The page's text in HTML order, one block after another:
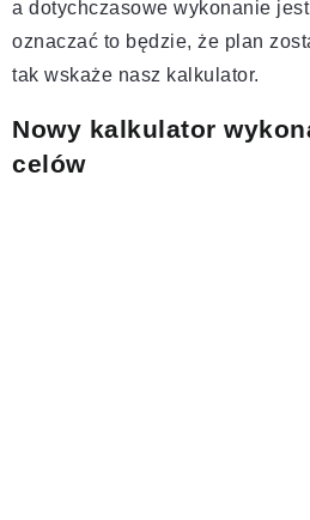
a dotychczasowe wykonanie
oznaczać to będzie, że plan
tak wskaże nasz kalkulator.
Nowy kalkulator
celów